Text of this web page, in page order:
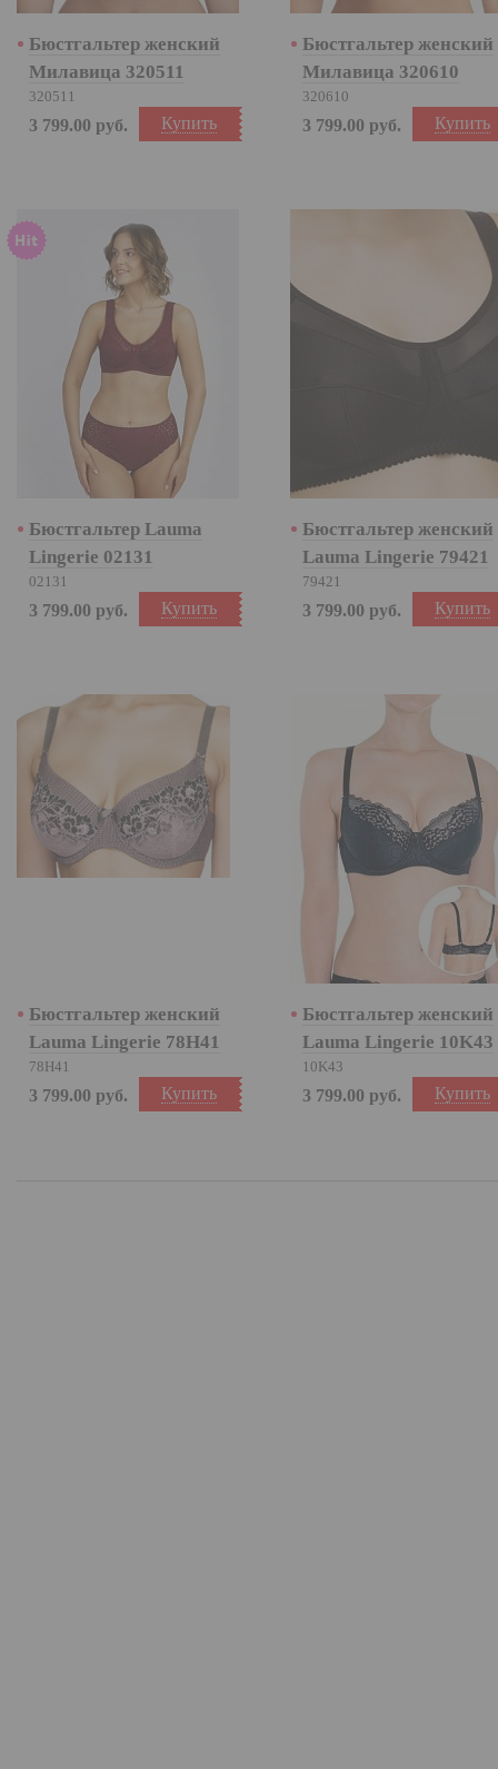
Бюстгальтер женский
Милавица 320511
320511
Купить
3 799.00 руб.
Бюстгальтер женский
Милавица 320610
320610
Купить
3 799.00 руб.
Бюстгальтер Lauma
Lingerie 02131
02131
Купить
3 799.00 руб.
Бюстгальтер женский
Lauma Lingerie 79421
79421
Купить
3 799.00 руб.
Бюстгальтер женский
Lauma Lingerie 78H41
78H41
Купить
3 799.00 руб.
Бюстгальтер женский
Lauma Lingerie 10K43
10K43
Купить
3 799.00 руб.